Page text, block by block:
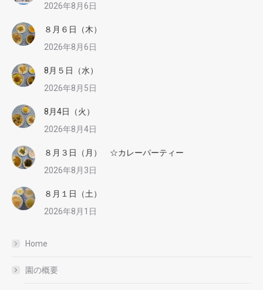
2026年8月6日
８月６日（木）
2026年8月6日
8月５日（水）
2026年8月5日
8月4日（火）
2026年8月4日
８月３日（月） ☆カレーパーティー
2026年8月3日
８月１日（土）
2026年8月1日
Home
園の概要